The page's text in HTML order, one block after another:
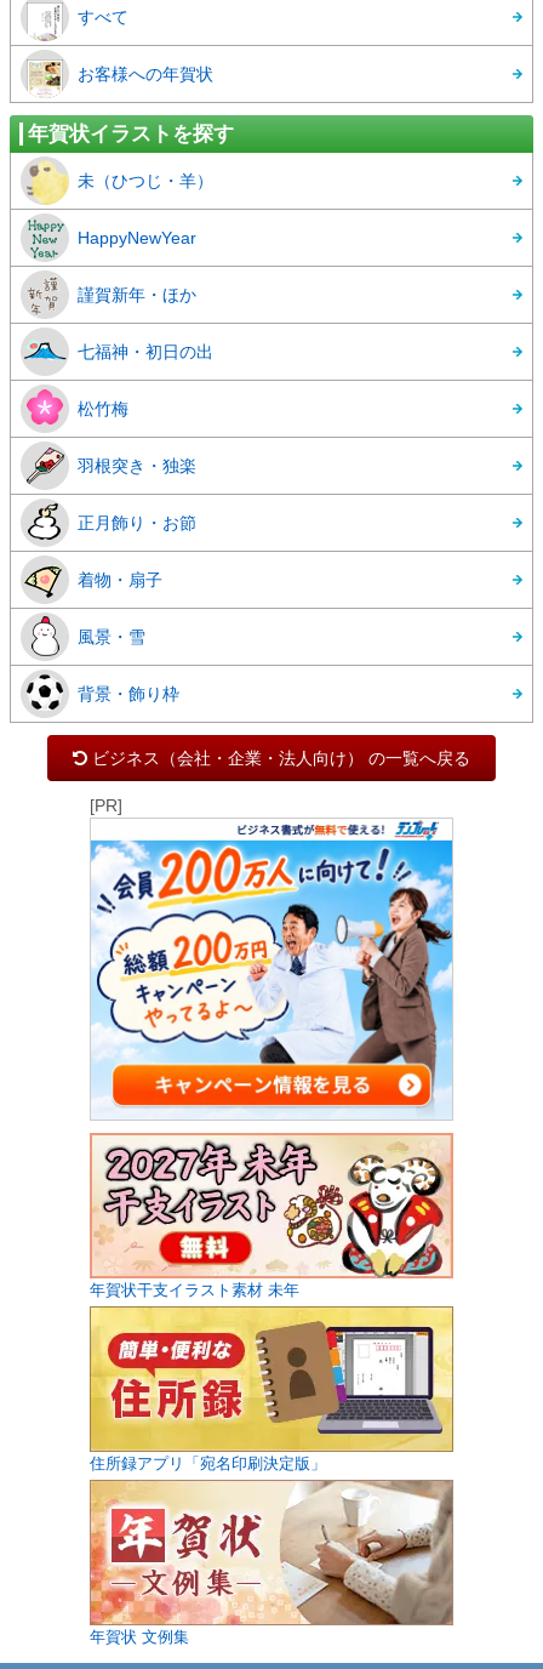
すべて
お客様への年賀状
年賀状イラストを探す
未（ひつじ・羊）
HappyNewYear
謹賀新年・ほか
七福神・初日の出
松竹梅
羽根突き・独楽
正月飾り・お節
着物・扇子
風景・雪
背景・飾り枠
ビジネス（会社・企業・法人向け） の一覧へ戻る
[PR]
年賀状干支イラスト素材 未年
住所録アプリ「宛名印刷決定版」
年賀状 文例集